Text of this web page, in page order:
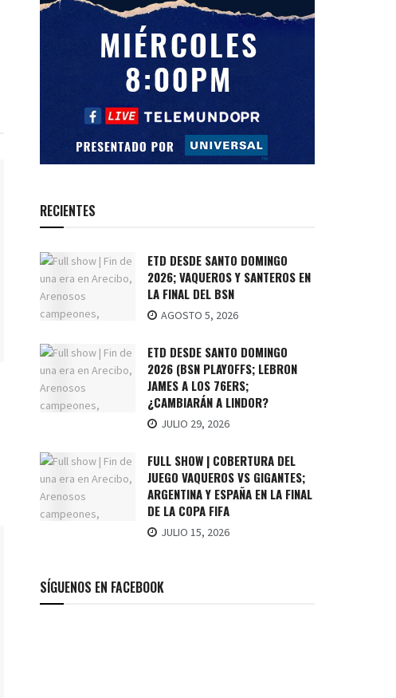
RECIENTES
ETD DESDE SANTO DOMINGO
2026; VAQUEROS Y SANTEROS EN
LA FINAL DEL BSN
AGOSTO 5, 2026
ETD DESDE SANTO DOMINGO
2026 (BSN PLAYOFFS; LEBRON
JAMES A LOS 76ERS;
¿CAMBIARÁN A LINDOR?
JULIO 29, 2026
FULL SHOW | COBERTURA DEL
JUEGO VAQUEROS VS GIGANTES;
ARGENTINA Y ESPAÑA EN LA FINAL
DE LA COPA FIFA
JULIO 15, 2026
SÍGUENOS EN FACEBOOK